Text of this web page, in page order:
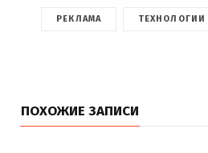
РЕКЛАМА ТЕХНОЛОГИИ
ПОХОЖИЕ ЗАПИСИ